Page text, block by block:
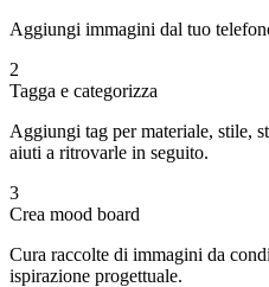
Aggiungi immagini dal tuo
2
Tagga e categorizza
Aggiungi tag per materiale, stile,
aiuti a ritrovarle in seguito.
3
Crea mood board
Cura raccolte di immagini da
ispirazione progettuale.